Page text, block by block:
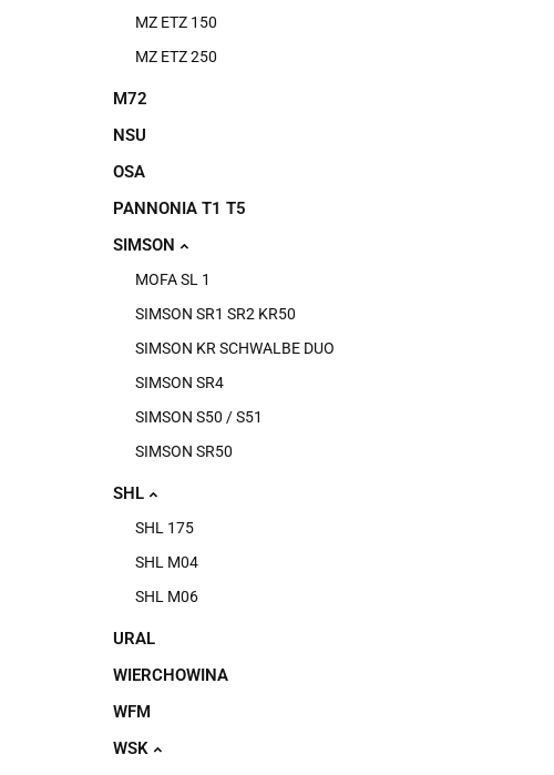
MZ ETZ 150
MZ ETZ 250
M72
NSU
OSA
PANNONIA T1 T5
SIMSON
MOFA SL 1
SIMSON SR1 SR2 KR50
SIMSON KR SCHWALBE DUO
SIMSON SR4
SIMSON S50 / S51
SIMSON SR50
SHL
SHL 175
SHL M04
SHL M06
URAL
WIERCHOWINA
WFM
WSK